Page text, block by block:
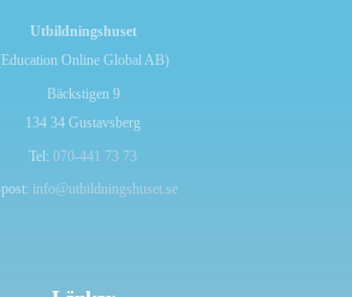
Utbildningshuset
Online Global AB)
Bäckstigen 9
134 34 Gustavsberg
Tel: 070-441 73 73
info@utbildningshuset.se